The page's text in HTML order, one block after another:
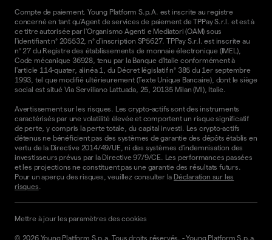
Compte de paiement. Young Platform S.p.A. est inscrite au registre
concerné en tant qu'Agent de services de paiement de TPPay S.r.l. et est à
ce titre autorisée par l'Organismo Agenti e Mediatori (OAM) sous
l'identifiant n° 205532, n° d'inscription SP5627. TPPay S.r.l. est inscrite au
n° 27 du Registre des établissements de monnaie électronique (IMEL),
Code mécanique 36928, tenu par la Banque d'Italie conformément à
l'article 114-quater, alinéa 1, du Décret législatif n° 385 du 1er septembre
1993, tel que modifié ultérieurement (Texte Unique Bancaire), dont le siège
social est situé Via Serviliano Lattuada, 25, 20135 Milan (MI), Italie.
Avertissement sur les risques. Les crypto-actifs sont des instruments
caractérisés par une volatilité élevée et comportent un risque significatif
de perte, y compris la perte totale, du capital investi. Les crypto-actifs
détenus ne bénéficient pas des systèmes de garantie des dépôts établis en
vertu de la Directive 2014/49/UE, ni des systèmes d'indemnisation des
investisseurs prévus par la Directive 97/9/CE. Les performances passées
et les projections ne constituent pas une garantie des résultats futurs.
Pour un aperçu des risques, veuillez consulter la Déclaration sur les
risques.
© 2026 Young Platform S.p.a. Tous droits réservés. -Young Platform S.p.a.
Mettre à jour les paramètres des cookies